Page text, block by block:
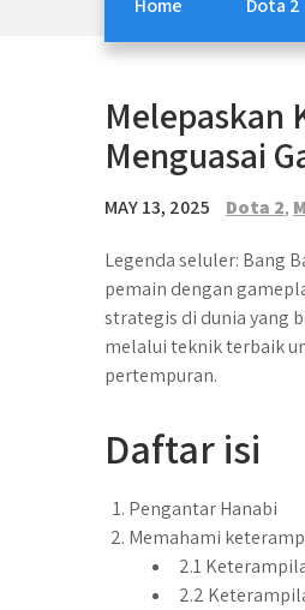
Home Dota 2
Melepaskan
Menguasai
MAY 13, 2025 Dota 2,
Legenda seluler: Bang
pemain dengan
strategis di dunia yang
melalui teknik terbaik
pertempuran.
Daftar isi
Pengantar Hanabi
Memahami
2.1
2.2